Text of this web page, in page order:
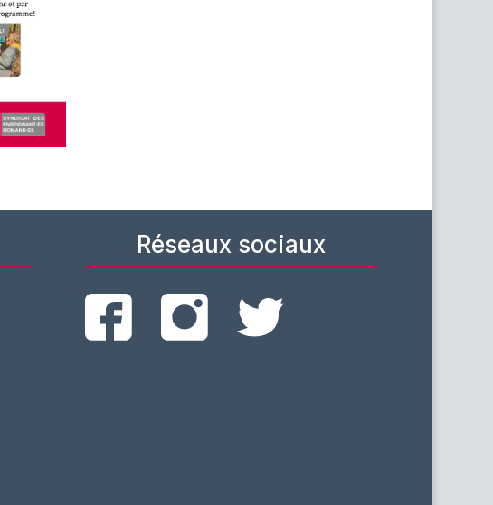
Réseaux sociaux